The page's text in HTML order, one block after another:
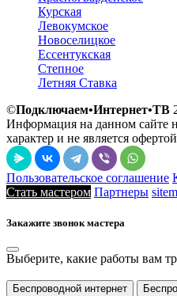
Курская
Левокумское
Новоселицкое
Ессентукская
Степное
Летняя Ставка
©Подключаем•Интернет•ТВ
Информация на данном сайте
характер и не является
Пользовательское соглашение
Стать мастером Партнеры
Закажите звонок мастера
Выберите, какие работы вам
Беспроводной интернет